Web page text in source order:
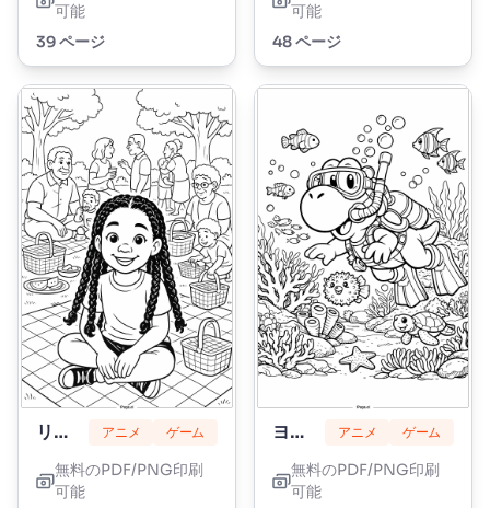
可能
39 ページ
可能
48 ページ
リリーラブブレイズ アニメ ゲーム
無料のPDF/PNG印刷
可能
ヨッシー アニメ ゲーム
無料のPDF/PNG印刷
可能